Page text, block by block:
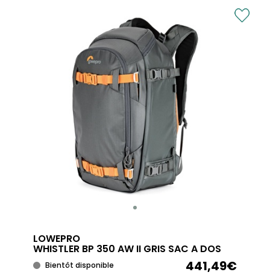
LOWEPRO
WHISTLER BP 350 AW II GRIS SAC A DOS
Bientôt disponible 441,49€